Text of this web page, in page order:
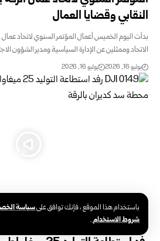
باستخدام هذا الموقع ، فإنك توافق علىسياسة
شروط الاستخدام.
النقابي وقضايا العمال
بدأت اليوم الخميس أعمال المؤتمر السنوي لاتحاد
الاتحاد وممثلين عن الإدارة السياسية ومدير الشؤون
يوليو 16, 2026 يوليو 16, 2026
المؤسسة العامة لتوليد الكهرباء